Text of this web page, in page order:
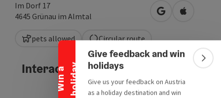
W
i
n
a
h
o
l
i
d
a y
Collapse banner
Give feedback and win
holidays
Give us your feedback on Austria
as a holiday destination and win
Im Dorf 17
4645 Grünau im Almtal open in Google
Open in
pets allowed Circular route
Interactive elevation profile